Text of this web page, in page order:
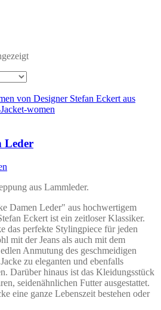
Leder
aus Lammleder.
Damen Leder" aus hochwertigem
Eckert ist ein zeitloser Klassiker.
das perfekte Stylingpiece für jeden
mit der Jeans als auch mit dem
Anmutung des geschmeidigen
zu eleganten und ebenfalls
Darüber hinaus ist das Kleidungsstück
seidenähnlichen Futter ausgestattet.
eine ganze Lebenszeit bestehen oder